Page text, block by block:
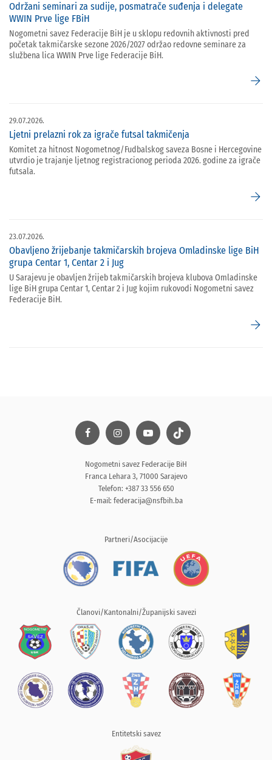
Održani seminari za sudije, posmatrače suđenja i delegate
WWIN Prve lige FBiH
Nogometni savez Federacije BiH je u sklopu redovnih aktivnosti pred
početak takmičarske sezone 2026/2027 održao redovne seminare za
službena lica WWIN Prve lige Federacije BiH.
arrow_forward
29.07.2026.
Ljetni prelazni rok za igrače futsal takmičenja
Komitet za hitnost Nogometnog/Fudbalskog saveza Bosne i Hercegovine
utvrdio je trajanje ljetnog registracionog perioda 2026. godine za igrače
futsala.
arrow_forward
23.07.2026.
Obavljeno žrijebanje takmičarskih brojeva Omladinske lige BiH
grupa Centar 1, Centar 2 i Jug
U Sarajevu je obavljen žrijeb takmičarskih brojeva klubova Omladinske
lige BiH grupa Centar 1, Centar 2 i Jug kojim rukovodi Nogometni savez
Federacije BiH.
arrow_forward
Nogometni savez Federacije BiH
Franca Lehara 3, 71000 Sarajevo
Telefon: +387 33 556 650
E-mail: federacija@nsfbih.ba
Partneri/Asocijacije
Članovi/Kantonalni/Županijski savezi
Entitetski savez